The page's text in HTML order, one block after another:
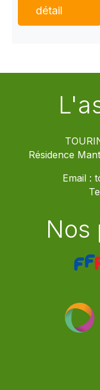
détail
Résidence
Email :
Nos